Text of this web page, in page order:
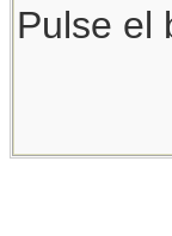
Pulse el